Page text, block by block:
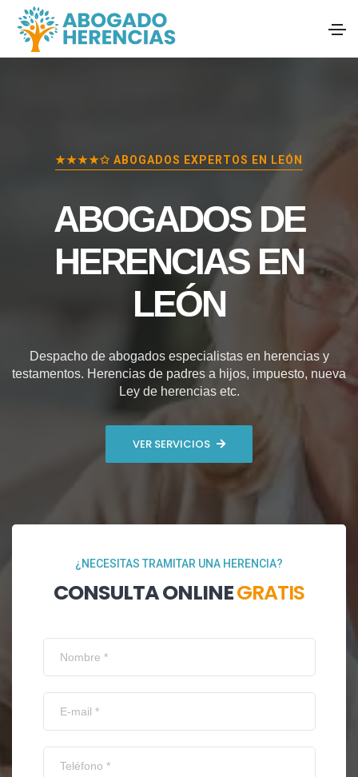
★★★★✩ ABOGADOS EXPERTOS EN LEÓN
ABOGADOS DE
HERENCIAS EN
LEÓN
Despacho de abogados especialistas en herencias y
testamentos. Herencias de padres a hijos, impuesto, nueva
Ley de herencias etc.
VER SERVICIOS
¿NECESITAS TRAMITAR UNA HERENCIA?
CONSULTA ONLINEGRATIS